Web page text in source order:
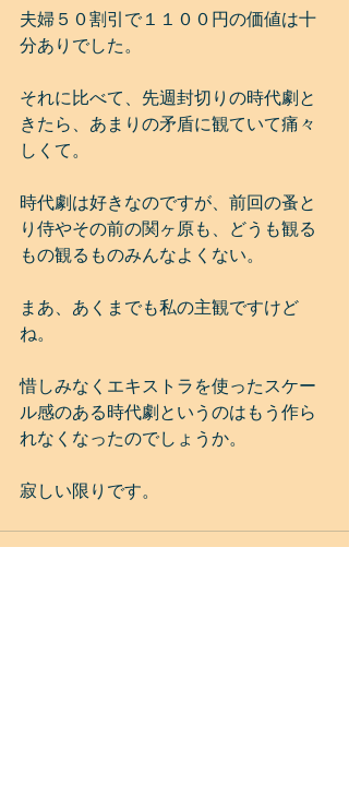
夫婦５０割引で１１００円の価値は十
分ありでした。
それに比べて、先週封切りの時代劇と
きたら、あまりの矛盾に観ていて痛々
しくて。
時代劇は好きなのですが、前回の蚤と
り侍やその前の関ヶ原も、どうも観る
もの観るものみんなよくない。
まあ、あくまでも私の主観ですけど
ね。
惜しみなくエキストラを使ったスケー
ル感のある時代劇というのはもう作ら
れなくなったのでしょうか。
寂しい限りです。